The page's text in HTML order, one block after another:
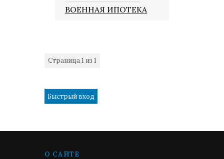
ВОЕННАЯ ИПОТЕКА
Страница1 из 1
О САЙТЕ